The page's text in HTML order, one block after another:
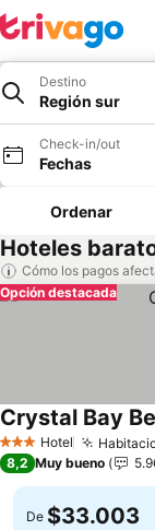
Destino
Región sur
Check-in/out
Fechas
Ordenar
Hoteles
Cómo los pagos
Opción destacada
3 Estrellas
Hotel
Crystal Bay
8,2 Muy bueno
De $33.003